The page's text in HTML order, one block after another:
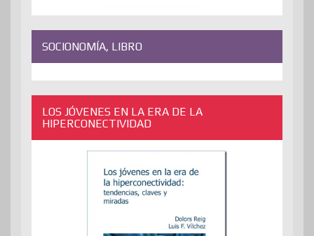
SOCIONOMÍA, LIBRO
LOS JÓVENES EN LA ERA DE LA
HIPERCONECTIVIDAD